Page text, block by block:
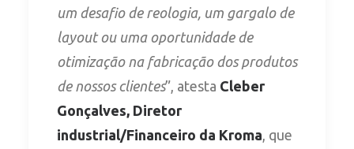
um desafio de reologia, um gargalo de
layout ou uma oportunidade de
otimização na fabricação dos produtos
de nossos clientes”, atesta Cleber
Gonçalves, Diretor
industrial/Financeiro da Kroma , que